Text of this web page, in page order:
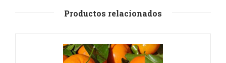
Productos relacionados